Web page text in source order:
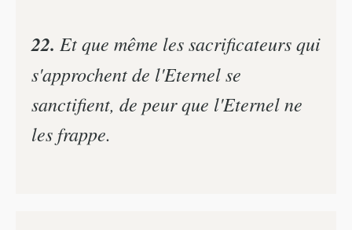
22. Et que même les sacrificateurs qui
s'approchent de l'Eternel se
sanctifient, de peur que l'Eternel ne
les frappe.